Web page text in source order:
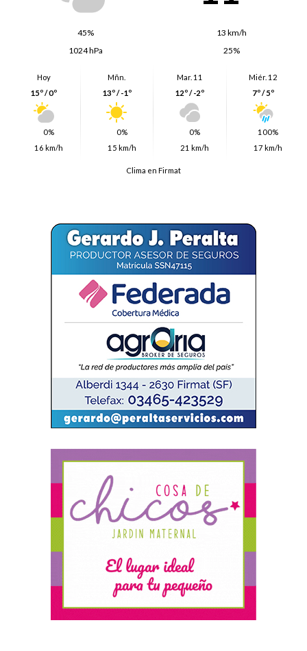
45%
13 km/h
1024 hPa
25%
Hoy
15º / 0º
0%
16 km/h
Mñn.
13º / -1º
0%
15 km/h
Mar. 11
12º / -2º
0%
21 km/h
Miér. 12
7º / 5º
100%
17 km/h
Clima en Firmat